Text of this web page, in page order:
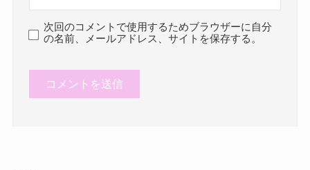
次回のコメントで使用するためブラウザーに自分
の名前、メールアドレス、サイトを保存する。